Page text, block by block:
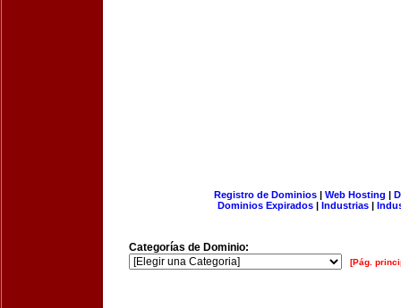
Registro de Dominios| Web Hosting |
Dominios Expirados | Industrias |
Categorías de Dominio:
[Pág.